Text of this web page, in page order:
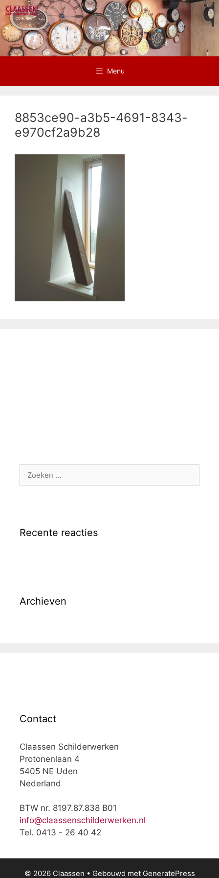
Ga
naar
de
inhoud
Menu
8853ce90-a3b5-4691-8343-
e970cf2a9b28
Zoek
Recente reacties
Archieven
Contact
Claassen Schilderwerken
Protonenlaan 4
5405 NE Uden
Nederland
BTW nr. 8197.87.838 B01
info@claassenschilderwerken.nl
Tel. 0413 - 26 40 42
© 2026 Claassen • Gebouwd met GeneratePress